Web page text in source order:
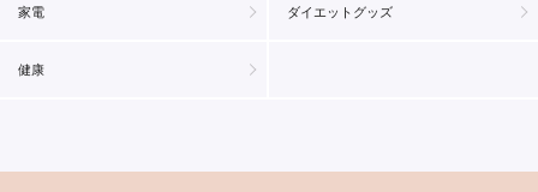
家電 ダイエットグッズ
健康